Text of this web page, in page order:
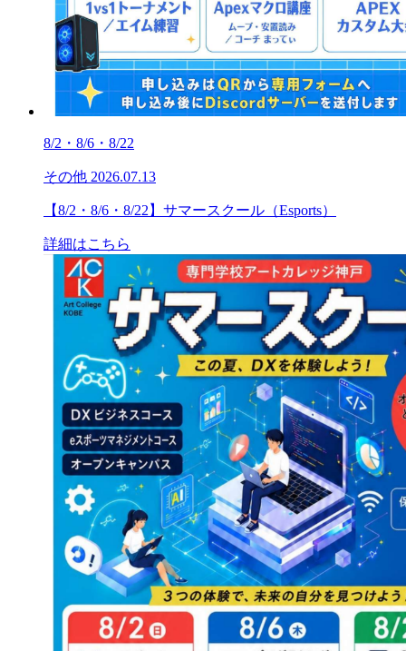
8/2・8/6・8/22
その他 2026.07.13
【8/2・8/6・8/22】サマースクール（Esports）
詳細はこちら